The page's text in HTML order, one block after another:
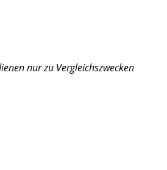
nur zu Vergleichszwecken